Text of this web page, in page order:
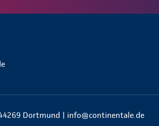
Dortmund | info@continentale.de